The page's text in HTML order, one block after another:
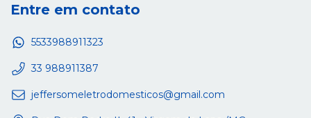
Entre em contato
5533988911323
33 988911387
jeffersomeletrodomesticos@gmail.com